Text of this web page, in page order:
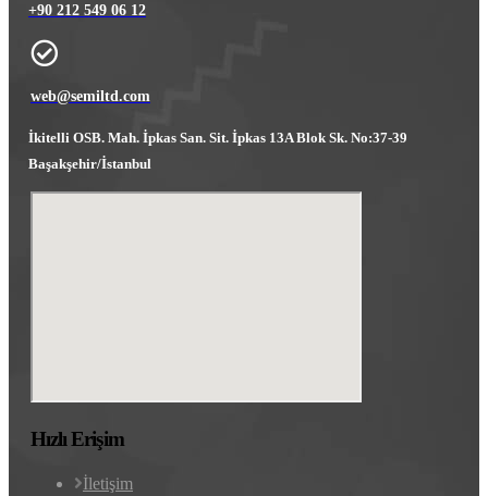
+90 212 549 06 12
web@semiltd.com
İkitelli OSB. Mah. İpkas San. Sit. İpkas 13A Blok Sk. No:37-39
Başakşehir/İstanbul
Hızlı Erişim
İletişim